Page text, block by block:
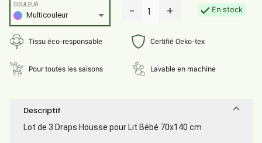
Tissu éco-responsable Certifié Oeko-tex
Pour toutes les saisons Lavable en machine
Multicouleur
COULEUR - 1 + En stock
Descriptif
Lot de 3 Draps Housse pour Lit Bébé 70x140 cm